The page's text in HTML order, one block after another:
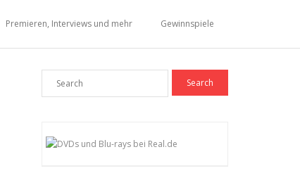
Premieren, Interviews und mehr Gewinnspiele